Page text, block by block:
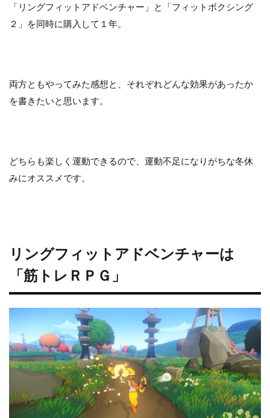
「リングフィットアドベンチャー」と「フィットボクシング
２」を同時に購入して１年。
両方ともやってみた感想と、それぞれどんな効果があったか
を書きたいと思います。
どちらも楽しく運動できるので、運動不足になりがちな冬休
みにオススメです。
リングフィットアドベンチャーは
「筋トレＲＰＧ」